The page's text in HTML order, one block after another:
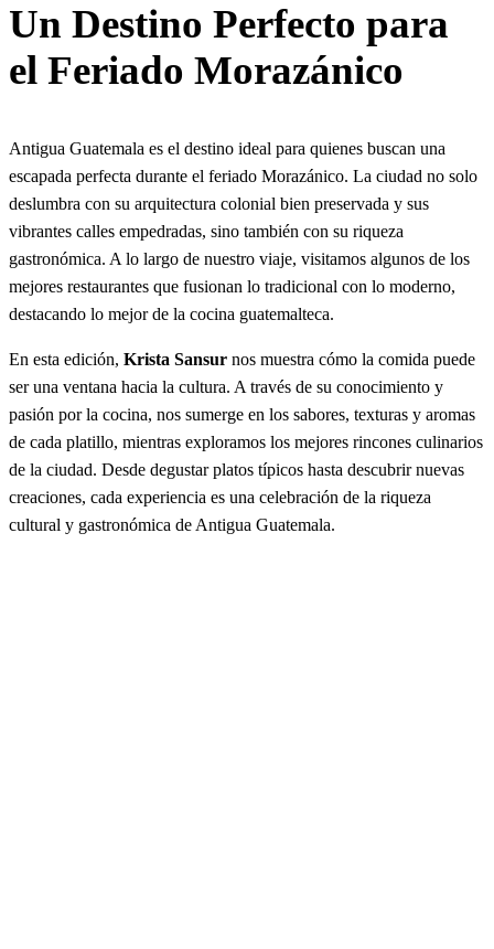
Un Destino Perfecto para
el Feriado Morazánico
Antigua Guatemala es el destino ideal para quienes buscan una
escapada perfecta durante el feriado Morazánico. La ciudad no solo
deslumbra con su arquitectura colonial bien preservada y sus
vibrantes calles empedradas, sino también con su riqueza
gastronómica. A lo largo de nuestro viaje, visitamos algunos de los
mejores restaurantes que fusionan lo tradicional con lo moderno,
destacando lo mejor de la cocina guatemalteca.
En esta edición, Krista Sansur nos muestra cómo la comida puede
ser una ventana hacia la cultura. A través de su conocimiento y
pasión por la cocina, nos sumerge en los sabores, texturas y aromas
de cada platillo, mientras exploramos los mejores rincones culinarios
de la ciudad. Desde degustar platos típicos hasta descubrir nuevas
creaciones, cada experiencia es una celebración de la riqueza
cultural y gastronómica de Antigua Guatemala.